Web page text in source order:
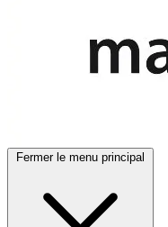
Fermer le menu principal